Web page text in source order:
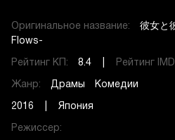
Оригинальное название:
彼女と
Flows-
Рейтинг КП: 8.4 | Рейтинг
Жанр: Драмы Комедии
2016 | Япония
Режиссер: